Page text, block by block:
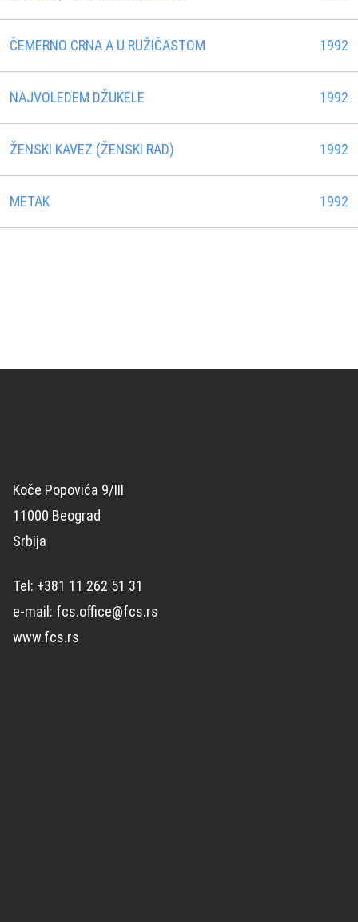
ČEMERNO CRNA A U RUŽIČASTOM 1992
NAJVOLEDEM DŽUKELE 1992
ŽENSKI KAVEZ (ŽENSKI RAD) 1992
METAK 1992
Koče Popovića 9/III
11000 Beograd
Srbija
Tel: +381 11 262 51 31
e-mail: fcs.office@fcs.rs
www.fcs.rs